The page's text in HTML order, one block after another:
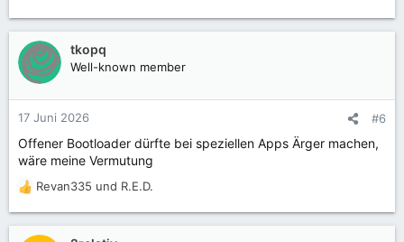
tkopq
Well-known member
17 Juni 2026 #6
Offener Bootloader dürfte bei speziellen Apps Ärger machen,
wäre meine Vermutung
R
a
Revan335 und R.E.D.